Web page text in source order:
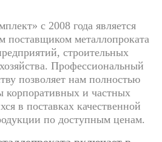
с 2008 года является
металлопроката
строительных
Профессиональный
позволяет нам полностью
корпоративных и частных
в поставках качественной
по доступным ценам.